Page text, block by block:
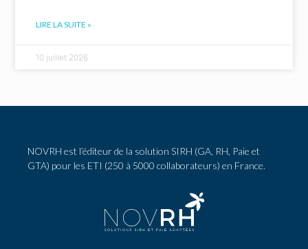
LIRE LA SUITE »
10 juillet 2026
NOVRH est l’éditeur de la solution SIRH (GA, RH, Paie et
GTA) pour les ETI (250 à 5000 collaborateurs) en France.